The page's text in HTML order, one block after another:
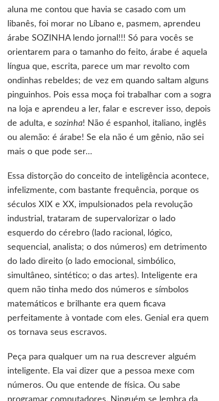
aluna me contou que havia se casado com um
libanês, foi morar no Líbano e, pasmem, aprendeu
árabe SOZINHA lendo jornal!!! Só para vocês se
orientarem para o tamanho do feito, árabe é aquela
língua que, escrita, parece um mar revolto com
ondinhas rebeldes; de vez em quando saltam alguns
pinguinhos. Pois essa moça foi trabalhar com a sogra
na loja e aprendeu a ler, falar e escrever isso, depois
de adulta, e sozinha! Não é espanhol, italiano, inglês
ou alemão: é árabe! Se ela não é um gênio, não sei
mais o que pode ser…
Essa distorção do conceito de inteligência acontece,
infelizmente, com bastante frequência, porque os
séculos XIX e XX, impulsionados pela revolução
industrial, trataram de supervalorizar o lado
esquerdo do cérebro (lado racional, lógico,
sequencial, analista; o dos números) em detrimento
do lado direito (o lado emocional, simbólico,
simultâneo, sintético; o das artes). Inteligente era
quem não tinha medo dos números e símbolos
matemáticos e brilhante era quem ficava
perfeitamente à vontade com eles. Genial era quem
os tornava seus escravos.
Peça para qualquer um na rua descrever alguém
inteligente. Ela vai dizer que a pessoa mexe com
números. Ou que entende de física. Ou sabe